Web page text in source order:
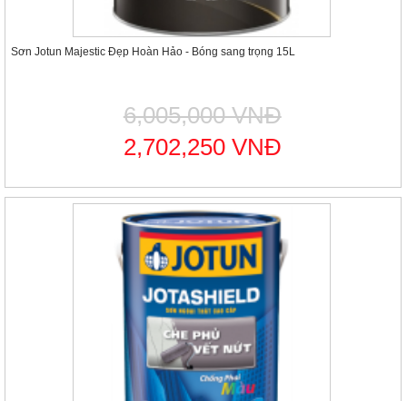
Sơn Jotun Majestic Đẹp Hoàn Hảo - Bóng sang trọng 15L
6,005,000 VNĐ
2,702,250 VNĐ